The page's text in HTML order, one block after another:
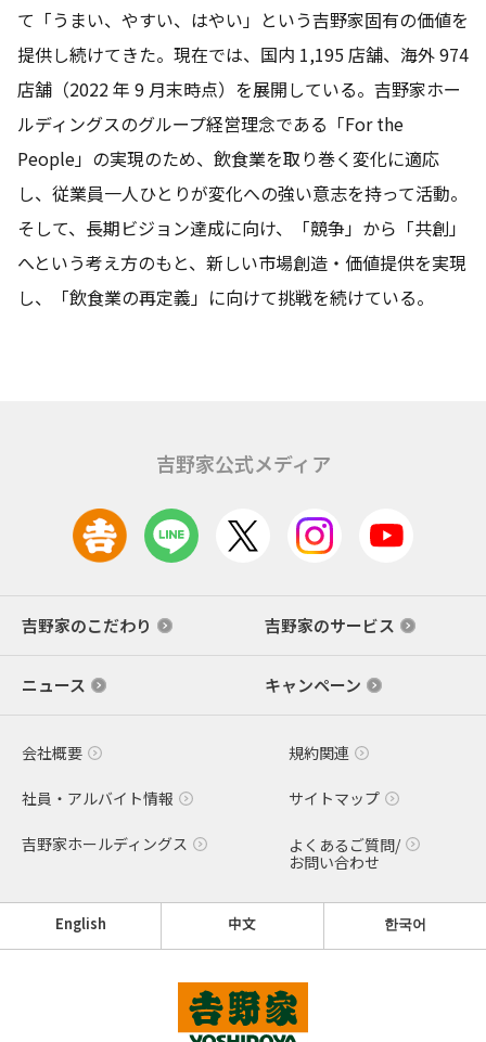
て「うまい、やすい、はやい」という吉野家固有の価値を
提供し続けてきた。現在では、国内 1,195 店舗、海外 974
店舗（2022 年 9 月末時点）を展開している。吉野家ホー
ルディングスのグループ経営理念である「For the
People」の実現のため、飲食業を取り巻く変化に適応
し、従業員一人ひとりが変化への強い意志を持って活動。
そして、長期ビジョン達成に向け、「競争」から「共創」
へという考え方のもと、新しい市場創造・価値提供を実現
し、「飲食業の再定義」に向けて挑戦を続けている。
吉野家公式メディア
吉野家のこだわり 吉野家のサービス
ニュース キャンペーン
会社概要 規約関連
社員・アルバイト情報 サイトマップ
吉野家ホールディングス
よくあるご質問/
お問い合わせ
English 中文 한국어